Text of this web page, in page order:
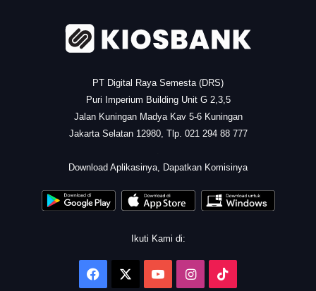
PT Digital Raya Semesta (DRS)
Puri Imperium Building Unit G 2,3,5
Jalan Kuningan Madya Kav 5-6 Kuningan
Jakarta Selatan 12980, Tlp. 021 294 88 777
Download Aplikasinya, Dapatkan Komisinya
Ikuti Kami di:
Facebook YouTubeInstagram